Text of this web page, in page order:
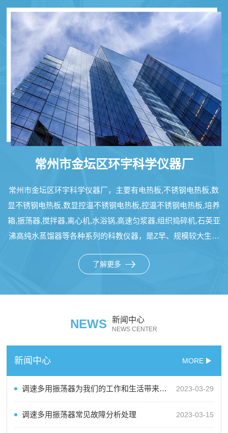
常州市金坛区环宇科学仪器厂
常州市金坛区环宇科学仪器厂，主要有电热板,不锈钢电热板,数
显不锈钢电热板,数显控温不锈钢电热板,控温不锈钢电热板,培养
箱,振荡器,搅拌器,离心机,水浴锅,高速匀浆器,组织捣碎机,石英亚
沸高纯水蒸馏器等各种系列的科教仪器，是Z早、规模较大生产
平*，生产各种系列品种。广泛用于环境监测、卫生防疫、医
室、化验室。我厂本着精益求精，更进一步的精神，广泛吸收*
了解更多
NEWS 新闻中心
NEWS CENTER
新闻中心 MORE
调速多用振荡器为我们的工作和生活带来了许多的便利和效益 2023-03-29
调速多用振荡器常见故障分析处理 2023-03-15